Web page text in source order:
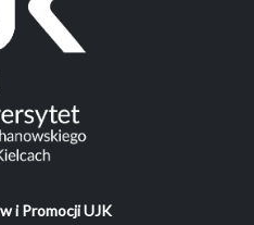
i Promocji UJK